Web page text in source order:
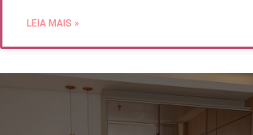
LEIA MAIS »